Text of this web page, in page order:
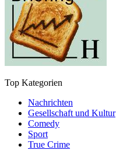
Top Kategorien
Nachrichten
Gesellschaft und Kultur
Comedy
Sport
True Crime